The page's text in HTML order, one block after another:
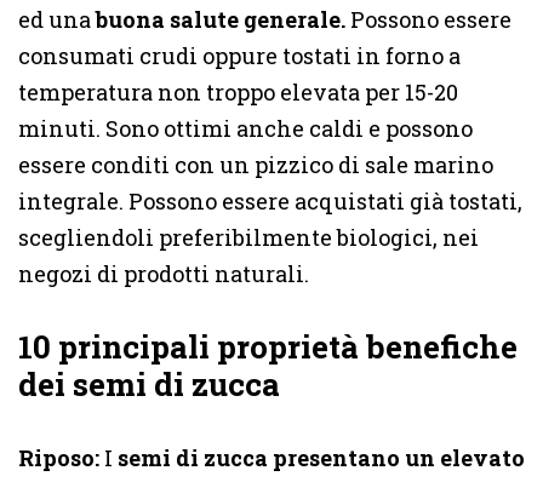
ed unabuona salute generale. Possono essere
consumati crudi oppure tostati in forno a
temperatura non troppo elevata per 15-20
minuti. Sono ottimi anche caldi e possono
essere conditi con un pizzico di sale marino
integrale. Possono essere acquistati già tostati,
scegliendoli preferibilmente biologici, nei
negozi di prodotti naturali.
10 principali proprietà benefiche
dei semi di zucca
Riposo: I semi di zucca presentano un elevato